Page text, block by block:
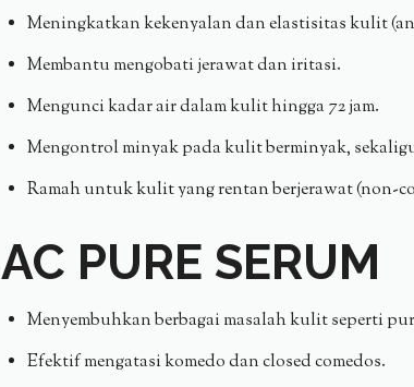
Meningkatkan kekenyalan dan elastisitas kulit
Membantu mengobati jerawat dan iritasi.
Mengunci kadar air dalam kulit hingga 72 jam.
Mengontrol minyak pada kulit berminyak,
Ramah untuk kulit yang rentan berjerawat (non-
AC PURE SERUM
Menyembuhkan berbagai masalah kulit seperti
Efektif mengatasi komedo dan closed comedos.